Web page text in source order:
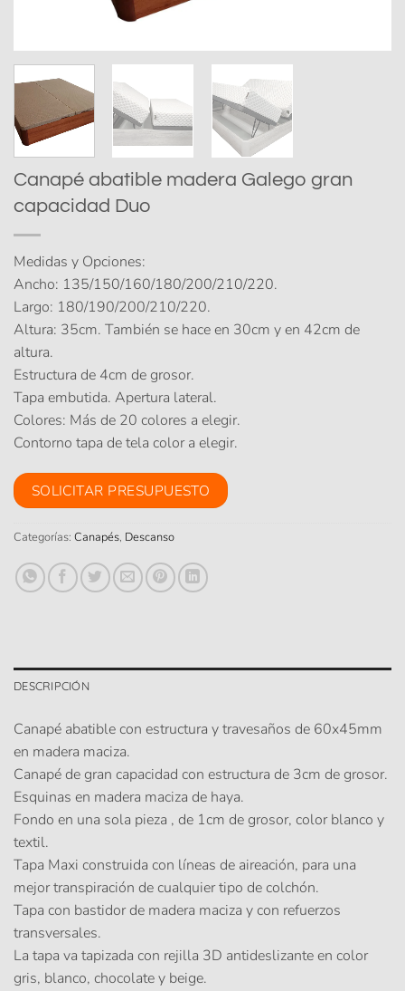
Canapé abatible madera Galego gran
capacidad Duo
Medidas y Opciones:
Ancho: 135/150/160/180/200/210/220.
Largo: 180/190/200/210/220.
Altura: 35cm. También se hace en 30cm y en 42cm de
altura.
Estructura de 4cm de grosor.
Tapa embutida. Apertura lateral.
Colores: Más de 20 colores a elegir.
Contorno tapa de tela color a elegir.
SOLICITAR PRESUPUESTO
Categorías: Canapés, Descanso
DESCRIPCIÓN
Canapé abatible con estructura y travesaños de 60x45mm
en madera maciza.
Canapé de gran capacidad con estructura de 3cm de grosor.
Esquinas en madera maciza de haya.
Fondo en una sola pieza , de 1cm de grosor, color blanco y
textil.
Tapa Maxi construida con líneas de aireación, para una
mejor transpiración de cualquier tipo de colchón.
Tapa con bastidor de madera maciza y con refuerzos
transversales.
La tapa va tapizada con rejilla 3D antideslizante en color
gris, blanco, chocolate y beige.